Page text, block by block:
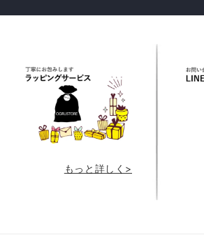
もっと詳しく>